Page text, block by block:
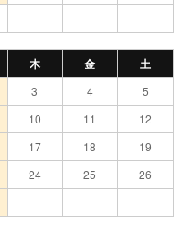
木 金 土
3 4
5
10 11
12
17 18
19
24 25
26